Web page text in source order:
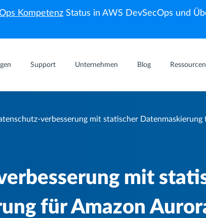
Kompetenz Status in AWS DevSecOps und
Support Unternehmen Blog Ressourcen
mit statischer Datenmaskierung
mit
für Amazon